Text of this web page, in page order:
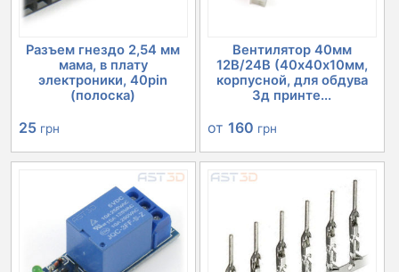
Разъем гнездо 2,54 мм
мама, в плату
электроники, 40pin
(полоска)
25 грн
Вентилятор 40мм
12В/24В (40х40х10мм,
корпусной, для обдува
3д принте...
от 160 грн